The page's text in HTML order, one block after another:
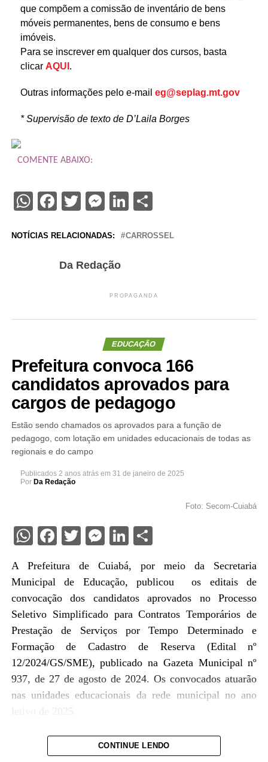
que compõem a comissão de inventário de bens
móveis permanentes, bens de consumo e bens
imóveis.
Para se inscrever em qualquer dos cursos, basta
clicar AQUI .
Outras informações pelo e-mail eg@seplag.mt.gov
* Supervisão de texto de D’Laila Borges
COMENTE ABAIXO:
WhatsApp
Facebook
Twitter
Messenger
LinkedIn
Share
NOTÍCIAS RELACIONADAS: CARROSSEL
Da Redação
PROPAGANDA
EDUCAÇÃO
Prefeitura convoca 166
candidatos aprovados para
cargos de pedagogo
Estão sendo chamados os aprovados para a função de
pedagogo, com lotação em unidades educacionais de todas as
regionais e do campo
Publicados 2 anos atrás em 31 de janeiro de 2025
Por Da Redação
Foto: Secom-Cuiabá
WhatsApp
Facebook
Twitter
Messenger
LinkedIn
Share
A Prefeitura de Cuiabá, por meio da Secretaria
Municipal de Educação, publicou os editais de
convocação dos candidatos aprovados no Processo
Seletivo Simplificado para Contratos Temporários de
Prestação de Serviços por Tempo Determinado e
Formação de Cadastro de Reserva (Edital nº
12/2024/GS/SME), publicado na Gazeta Municipal nº
937, de 27 de agosto de 2024. Os convocados atuarão
nas unidades educacionais da rede municipal no ano
Os candidatos convocados devem comparecer à
Secretaria Municipal de Educação, localizada na Rua
CONTINUE LENDO